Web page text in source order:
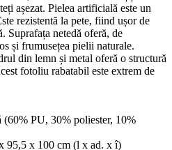
așezat. Pielea artificială este un
rezistentă la pete, fiind ușor de
Suprafața netedă oferă, de
și frumusețea pielii naturale.
din lemn și metal oferă o structură
fotoliu rabatabil este extrem de
PU, 30% poliester, 10%
95,5 x 100 cm (l x ad. x î)